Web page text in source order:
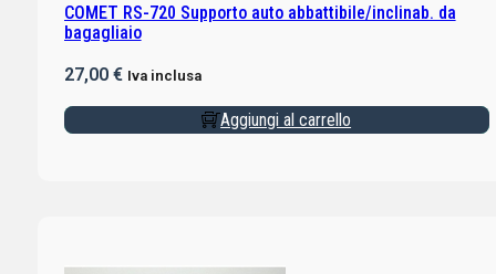
COMET RS-720 Supporto auto abbattibile/inclinab. da
bagagliaio
27,00 € Iva inclusa
Aggiungi al carrello